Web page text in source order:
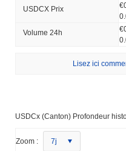
USDCX Prix ​​
Volume 24h
Lisez ici
USDCx (Canton) Profondeur
Zoom : 7j